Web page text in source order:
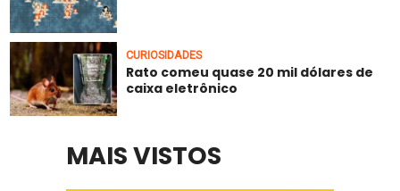
CURIOSIDADES
Rato comeu quase 20 mil dólares de
caixa eletrônico
MAIS VISTOS